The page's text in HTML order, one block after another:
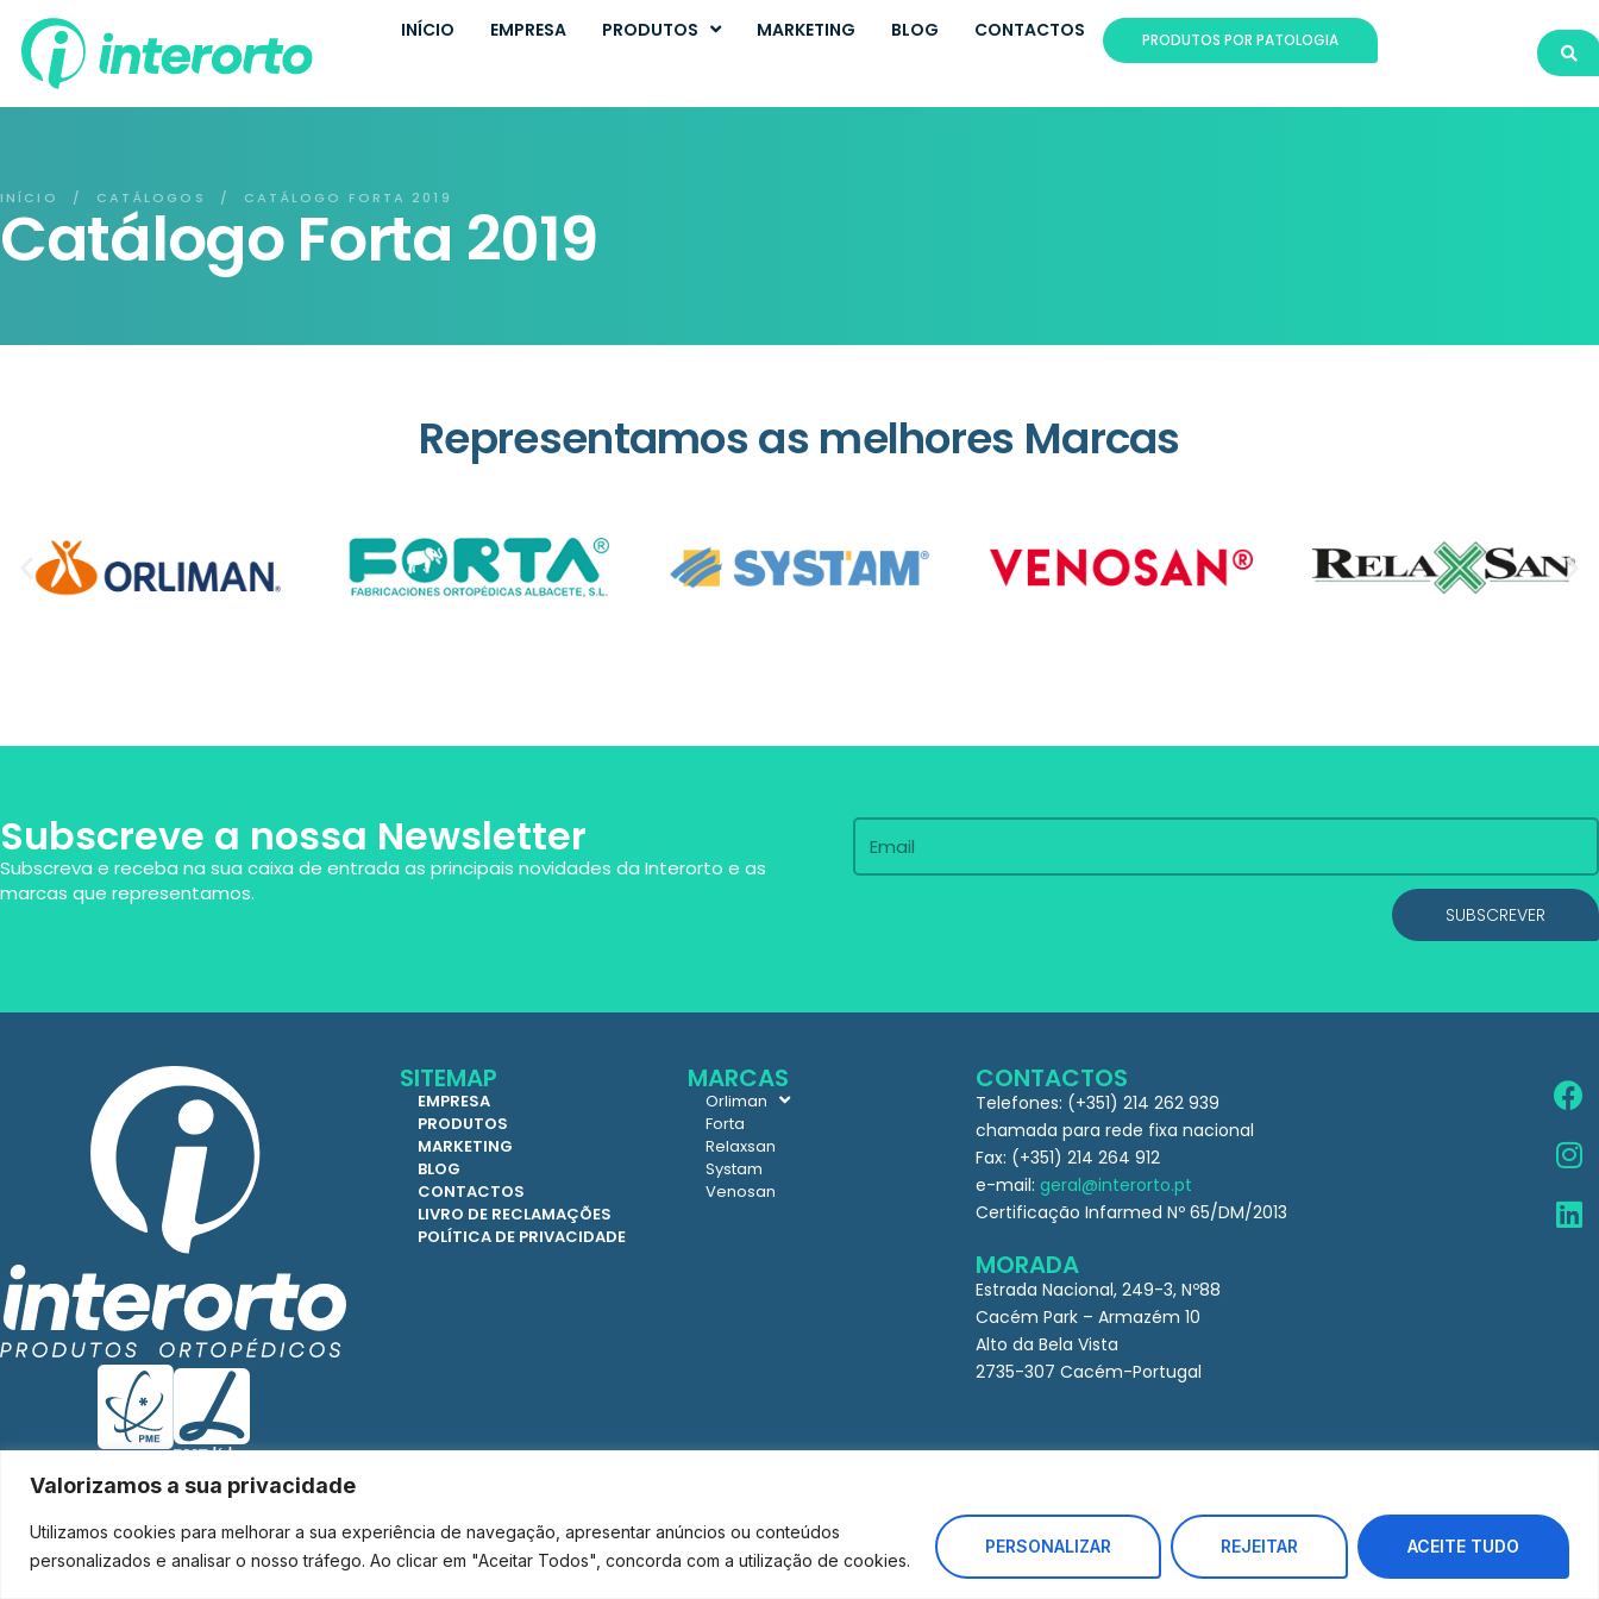
Valorizamos a sua privacidade
Utilizamos cookies para melhorar a sua experiência de navegação, apresentar anúncios ou conteúdos
personalizados e analisar o nosso tráfego. Ao clicar em "Aceitar Todos", concorda com a utilização de cookies.
PERSONALIZAR REJEITAR ACEITE TUDO
INÍCIO EMPRESA PRODUTOS MARKETING BLOG CONTACTOS PRODUTOS POR PATOLOGIA
INÍCIO / CATÁLOGOS / CATÁLOGO FORTA 2019
Catálogo Forta 2019
Representamos as melhores Marcas
Subscreve a nossa Newsletter
Subscreva e receba na sua caixa de entrada as principais novidades da Interorto e as
marcas que representamos.
SUBSCREVER
SITEMAP
EMPRESA
PRODUTOS
MARKETING
BLOG
CONTACTOS
LIVRO DE RECLAMAÇÕES
POLÍTICA DE PRIVACIDADE
MARCAS
Orliman
Forta
Relaxsan
Systam
Venosan
CONTACTOS
Telefones: (+351) 214 262 939
chamada para rede fixa nacional
Fax: (+351) 214 264 912
e-mail: geral@interorto.pt
Certificação Infarmed Nº 65/DM/2013
MORADA
Estrada Nacional, 249-3, Nº88
Cacém Park – Armazém 10
Alto da Bela Vista
2735-307 Cacém-Portugal
Interorto © 2026 - Todos os direitos reservados.